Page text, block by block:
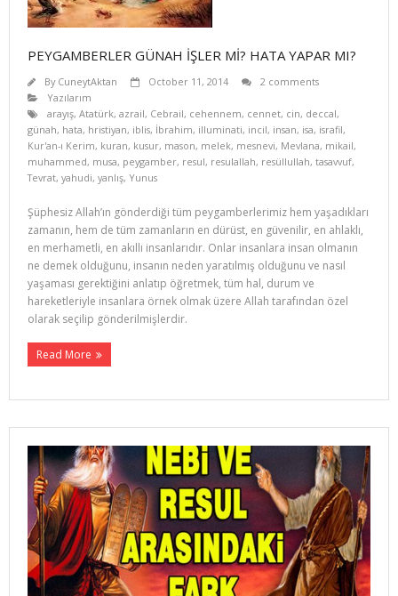
PEYGAMBERLER GÜNAH İŞLER Mİ? HATA YAPAR MI?
By CuneytAktan October 11, 2014
2 comments
Yazılarım
arayış, Atatürk, azrail, Cebrail, cehennem, cennet, cin, deccal,
günah, hata, hristiyan, iblis, İbrahim, illuminati, incil, insan, isa, israfil,
Kur'an-ı Kerim, kuran, kusur, mason, melek, mesnevi, Mevlana, mikail,
muhammed, musa, peygamber, resul, resulallah, resüllullah, tasavvuf,
Tevrat, yahudi, yanlış, Yunus
Şüphesiz Allah’ın gönderdiği tüm peygamberlerimiz hem yaşadıkları
zamanın, hem de tüm zamanların en dürüst, en güvenilir, en ahlaklı,
en merhametli, en akıllı insanlarıdır. Onlar insanlara insan olmanın
ne demek olduğunu, insanın neden yaratılmış olduğunu ve nasıl
yaşaması gerektiğini anlatıp öğretmek, tüm hal, durum ve
hareketleriyle insanlara örnek olmak üzere Allah tarafından özel
olarak seçilip gönde­rilmişlerdir.
Read More